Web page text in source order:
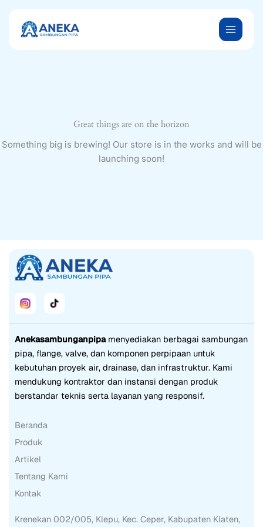
content
Great things are on the horizon
Something big is brewing! Our store is in the works and will be
launching soon!
Anekasambunganpipamenyediakan berbagai sambungan
pipa, flange, valve, dan komponen perpipaan untuk
kebutuhan proyek air, drainase, dan infrastruktur. Kami
mendukung kontraktor dan instansi dengan produk
berstandar teknis serta layanan yang responsif.
Beranda
Produk
Artikel
Tentang Kami
Kontak
Krenekan 002/005, Klepu, Kec. Ceper, Kabupaten Klaten,